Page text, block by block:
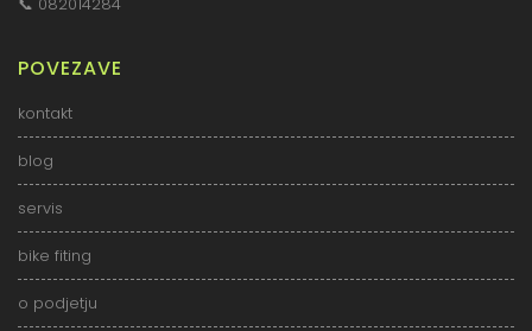
POVEZAVE
kontakt
blog
servis
bike fiting
o podjetju